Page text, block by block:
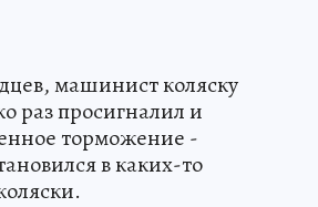
машинист коляску
раз просигналил и
торможение -
в каких-то